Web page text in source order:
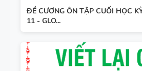
ĐỀ CƯƠNG ÔN TẬP CUỐI HỌC
11 - GLO...